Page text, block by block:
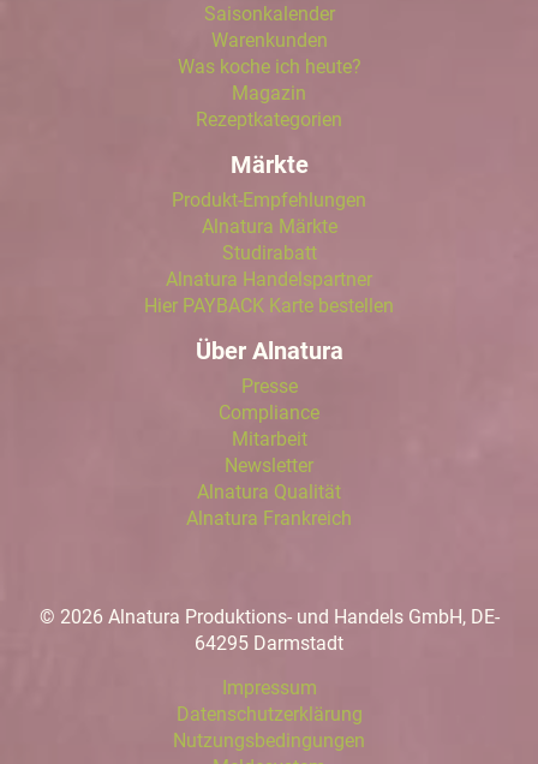
Saisonkalender
Warenkunden
Was koche ich heute?
Magazin
Rezeptkategorien
Märkte
Produkt-Empfehlungen
Alnatura Märkte
Studirabatt
Alnatura Handelspartner
Hier PAYBACK Karte bestellen
Über Alnatura
Presse
Compliance
Mitarbeit
Newsletter
Alnatura Qualität
Alnatura Frankreich
© 2026 Alnatura Produktions- und Handels GmbH, DE-
64295 Darmstadt
Impressum
Datenschutzerklärung
Nutzungsbedingungen